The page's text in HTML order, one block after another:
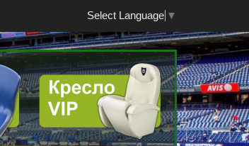
Select Language ▼